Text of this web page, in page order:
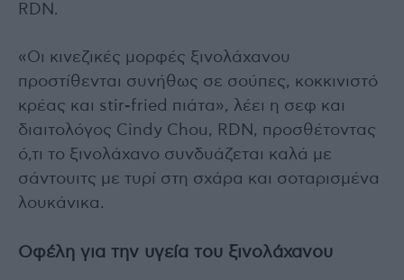
RDN.
«Οι κινεζικές μορφές ξινολάχανου
προστίθενται συνήθως σε σούπες, κοκκινιστό
κρέας και stir-fried πιάτα», λέει η σεφ και
διαιτολόγος Cindy Chou, RDN, προσθέτοντας
ό,τι το ξινολάχανο συνδυάζεται καλά με
σάντουιτς με τυρί στη σχάρα και σοταρισμένα
λουκάνικα.
Οφέλη για την υγεία του ξινολάχανου